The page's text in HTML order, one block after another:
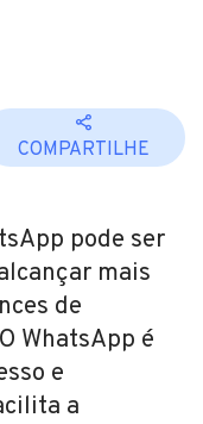
COMPARTILHE
pode ser
mais
de
WhatsApp é
e
a